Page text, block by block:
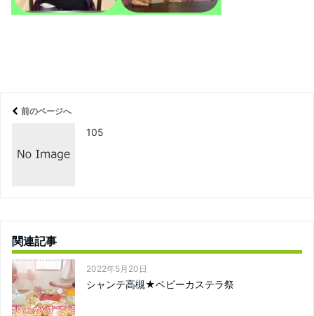
前のページへ
105
関連記事
2022年5月20日
シャンテ高槻★ベビーカステラ祭